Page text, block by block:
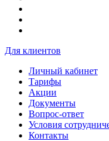
Для клиентов
Личный кабинет
Тарифы
Акции
Документы
Вопрос-ответ
Условия
Контакты